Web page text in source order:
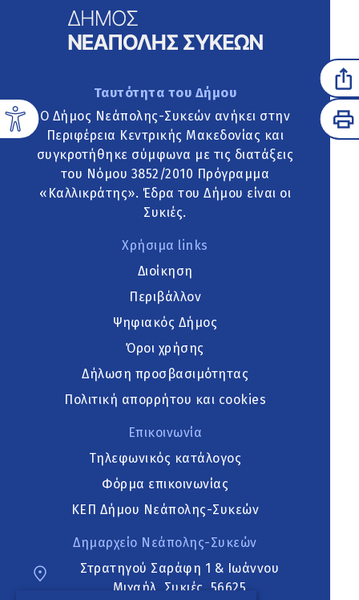
Ταυτότητα του Δήμου
Ο Δήμος Νεάπολης-Συκεών ανήκει στην
Περιφέρεια Κεντρικής Μακεδονίας και
συγκροτήθηκε σύμφωνα με τις διατάξεις
του Νόμου 3852/2010 Πρόγραμμα
«Καλλικράτης». Έδρα του Δήμου είναι οι
Συκιές.
Χρήσιμα links
Διοίκηση
Περιβάλλον
Ψηφιακός Δήμος
Όροι χρήσης
Δήλωση προσβασιμότητας
Πολιτική απορρήτου και cookies
Επικοινωνία
Τηλεφωνικός κατάλογος
Φόρμα επικοινωνίας
ΚΕΠ Δήμου Νεάπολης-Συκεών
Δημαρχείο Νεάπολης-Συκεών
Στρατηγού Σαράφη 1 & Ιωάννου
Μιχαήλ, Συκιές, 56625